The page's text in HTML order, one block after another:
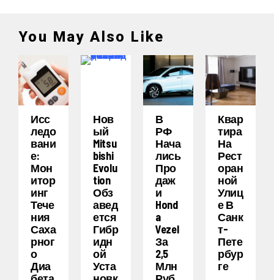
You May Also Like
Исс
Ледо
Вани
Е:
Мон
Итор
Инг
Тече
Ния
Саха
Рног
О
Диа
Нов
Ый
Mitsu
Bishi
Evolu
Tion
Обз
Авед
Ется
Гибр
Идн
Ой
Уста
В
РФ
Нача
Лись
Про
Даж
И
Hond
A
Vezel
За
2,5
Млн
Квар
Тира
На
Рест
Оран
Ной
Улиц
Е В
Санк
Т-
Пете
Рбур
Ге